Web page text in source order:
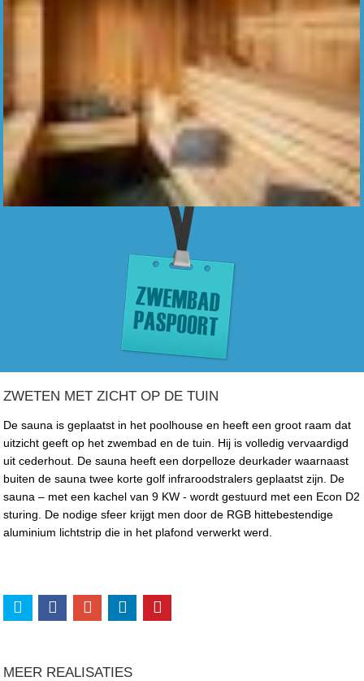
ZWETEN MET ZICHT OP DE TUIN
De sauna is geplaatst in het poolhouse en heeft een groot raam dat
uitzicht geeft op het zwembad en de tuin. Hij is volledig vervaardigd
uit cederhout. De sauna heeft een dorpelloze deurkader waarnaast
buiten de sauna twee korte golf infraroodstralers geplaatst zijn. De
sauna – met een kachel van 9 KW - wordt gestuurd met een Econ D2
sturing. De nodige sfeer krijgt men door de RGB hittebestendige
aluminium lichtstrip die in het plafond verwerkt werd.
MEER REALISATIES